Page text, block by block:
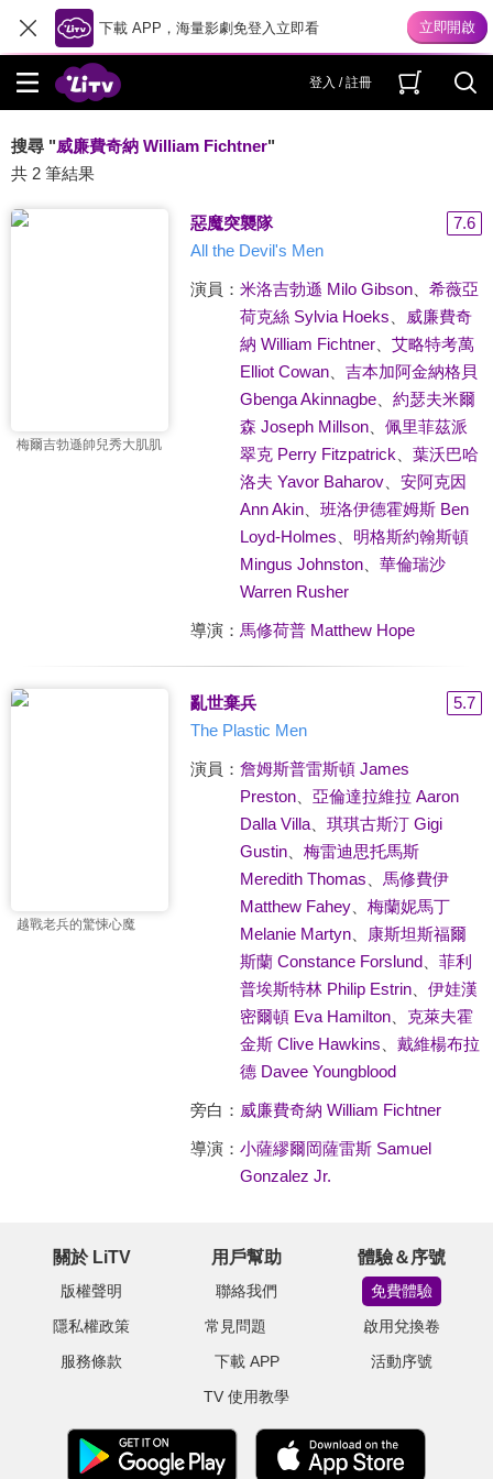
下載 APP，海量影劇免登入立即看
登入 / 註冊
搜尋 "威廉費奇納 William Fichtner"
共 2 筆結果
梅爾吉勃遜帥兒秀大肌肌
惡魔突襲隊
7.6
All the Devil's Men
演員： 米洛吉勃遜 Milo Gibson、 希薇亞
荷克絲 Sylvia Hoeks
威廉費奇
納 William Fichtner、 艾略特考萬
Elliot Cowan、 吉本加阿金納格貝
Gbenga Akinnagbe、 約瑟夫米爾
森 Joseph Millson、 佩里菲茲派
翠克 Perry Fitzpatrick
葉沃巴哈
洛夫 Yavor Baharov、 安阿克因
Ann Akin、 班洛伊德霍姆斯 Ben
Loyd-Holmes
明格斯約翰斯頓
Mingus Johnston、 華倫瑞沙
Warren Rusher
導演： 馬修荷普 Matthew Hope
越戰老兵的驚悚心魔
亂世棄兵
5.7
The Plastic Men
演員： 詹姆斯普雷斯頓 James
Preston、 亞倫達拉維拉 Aaron
Dalla Villa、 琪琪古斯汀 Gigi
Gustin、 梅雷迪思托馬斯
Meredith Thomas
馬修費伊
Matthew Fahey、 梅蘭妮馬丁
Melanie Martyn、
康斯坦斯福爾
斯蘭 Constance Forslund、 菲利
普埃斯特林 Philip Estrin、 伊娃漢
密爾頓 Eva Hamilton、 克萊夫霍
金斯 Clive Hawkins
戴維楊布拉
德 Davee Youngblood
旁白： 威廉費奇納 William Fichtner
導演： 小薩繆爾岡薩雷斯 Samuel
Gonzalez Jr.
關於 LiTV
版權聲明
隱私權政策
服務條款
用戶幫助
聯絡我們
常見問題
下載 APP
TV 使用教學
體驗＆序號
免費體驗
啟用兌換卷
活動序號